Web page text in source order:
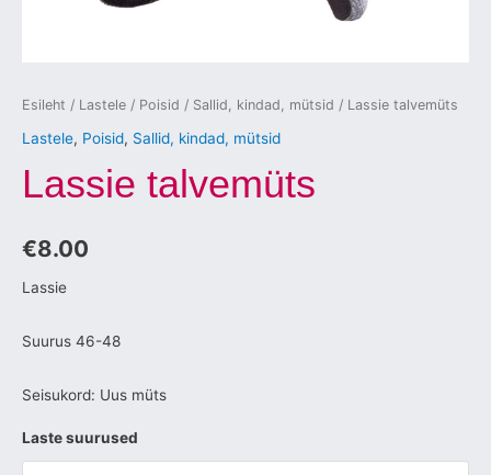
Esileht / Lastele / Poisid / Sallid, kindad, mütsid / Lassie talvemüts
Lastele, Poisid, Sallid, kindad, mütsid
Lassie talvemüts
€8.00
Lassie
Suurus 46-48
Seisukord: Uus müts
Laste suurused